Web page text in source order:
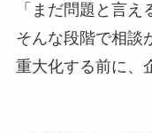
「まだ問題と言
そんな段階で相談
重大化する前に、